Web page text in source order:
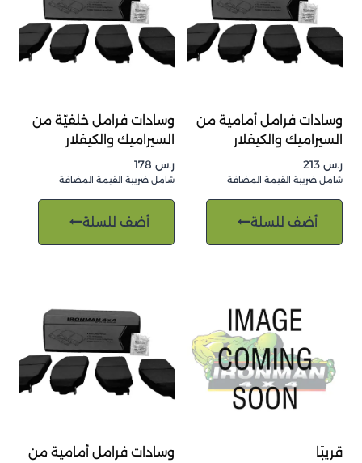
وسادات فرامل أمامية من
السيراميك والكيفلار
ر.س
شامل ضريبة القيمة المضافة
أضف للسلة
وسادات فرامل خلفيّة من
السيراميك والكيفلار
ر.س
شامل ضريبة القيمة المضافة
أضف للسلة
قريبًا
وسادات فرامل أمامية من